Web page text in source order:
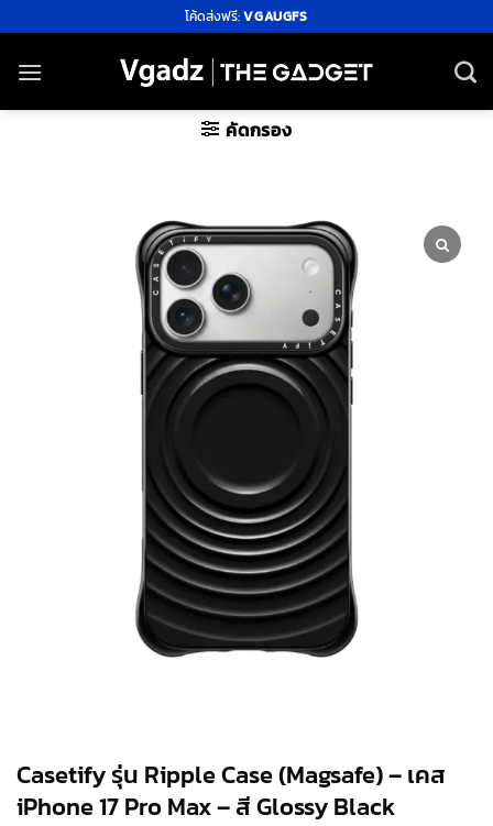
ไป
ยัง
โค้ดส่งฟรี:VGAUGFS
คัดกรอง
Casetify รุ่น Ripple Case (Magsafe) – เคส
iPhone 17 Pro Max – สี Glossy Black